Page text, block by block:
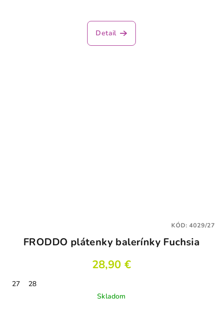
Detail
FRODDO plátenky balerínky Fuchsia
28,90 €
27
28
Skladom
KÓD:4029/27